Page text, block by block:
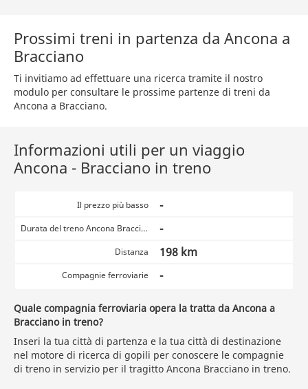
Prossimi treni in partenza da Ancona a
Bracciano
Ti invitiamo ad effettuare una ricerca tramite il nostro
modulo per consultare le prossime partenze di treni da
Ancona a Bracciano.
Informazioni utili per un viaggio
Ancona - Bracciano in treno
Il prezzo più basso -
Durata del treno Ancona Bracciano -
Distanza 198 km
Compagnie ferroviarie -
Quale compagnia ferroviaria opera la tratta da Ancona a
Bracciano in treno?
Inseri la tua città di partenza e la tua città di destinazione
nel motore di ricerca di gopili per conoscere le compagnie
di treno in servizio per il tragitto Ancona Bracciano in treno.